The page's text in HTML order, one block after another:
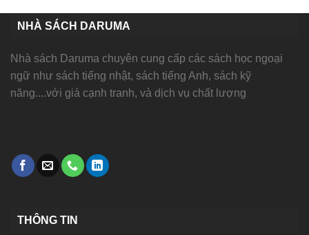
NHÀ SÁCH DARUMA
Nhà sách Daruma chuyên cung cấp các sách học ngoại
ngữ như sách tiếng nhật, sách tiếng Anh, sách kỹ
năng....với giá cạnh tranh, và dịch vụ chất lượng
THÔNG TIN